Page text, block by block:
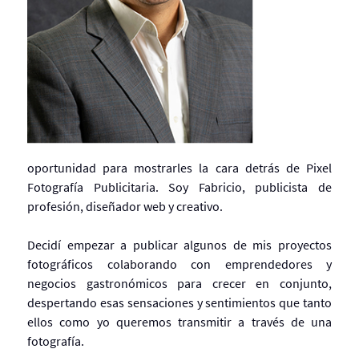
oportunidad para mostrarles la cara detrás de Pixel
Fotografía Publicitaria. Soy Fabricio, publicista de
profesión, diseñador web y creativo.
Decidí empezar a publicar algunos de mis proyectos
fotográficos colaborando con emprendedores y
negocios gastronómicos para crecer en conjunto,
despertando esas sensaciones y sentimientos que tanto
ellos como yo queremos transmitir a través de una
fotografía.